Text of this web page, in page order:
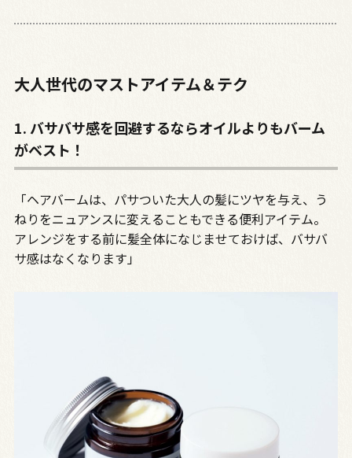
大人世代のマストアイテム＆テク
1. バサバサ感を回避するならオイルよりもバーム
がベスト！
「ヘアバームは、パサついた大人の髪にツヤを与え、う
ねりをニュアンスに変えることもできる便利アイテム。
アレンジをする前に髪全体になじませておけば、バサバ
サ感はなくなります」